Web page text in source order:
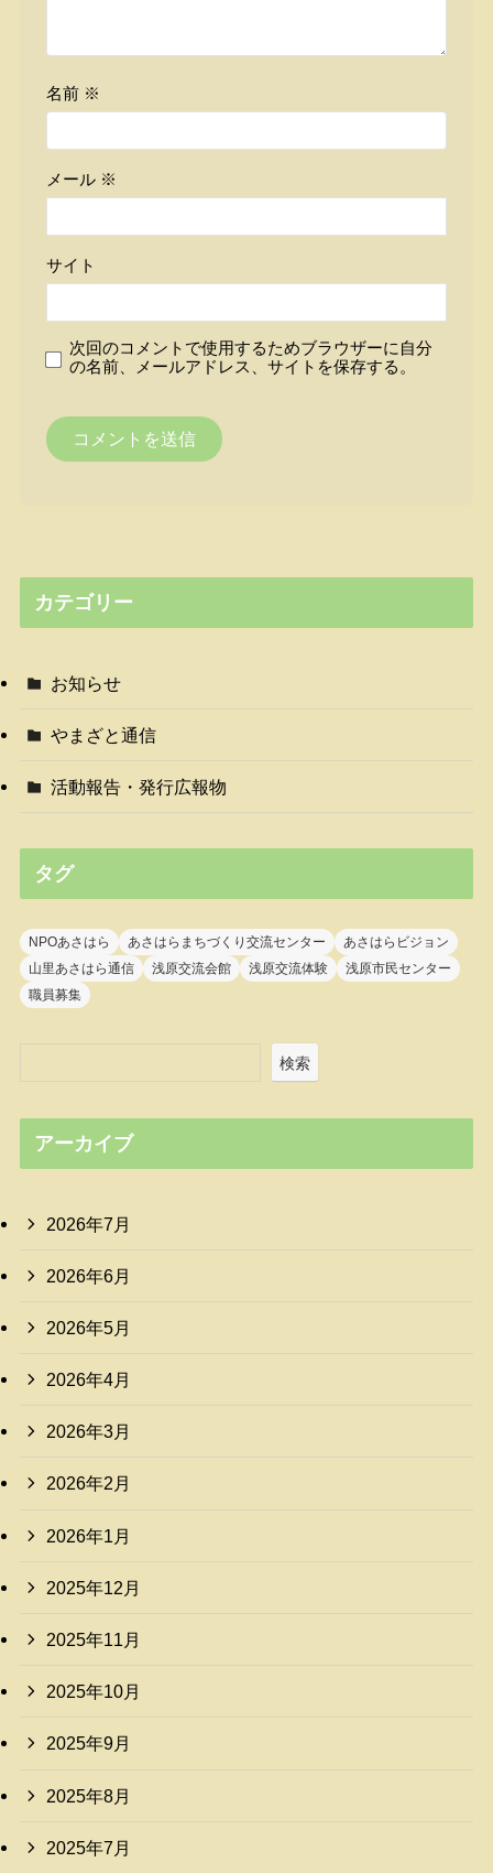
名前 ※
メール ※
サイト
次回のコメントで使用するためブラウザーに自分
の名前、メールアドレス、サイトを保存する。
カテゴリー
お知らせ
やまざと通信
活動報告・発行広報物
タグ
NPOあさはら あさはらまちづくり交流センター
あさはらビジョン
山里あさはら通信
浅原交流会館 浅原交流体験
浅原市民センター
職員募集
検索
アーカイブ
2026年7月
2026年6月
2026年5月
2026年4月
2026年3月
2026年2月
2026年1月
2025年12月
2025年11月
2025年10月
2025年9月
2025年8月
2025年7月